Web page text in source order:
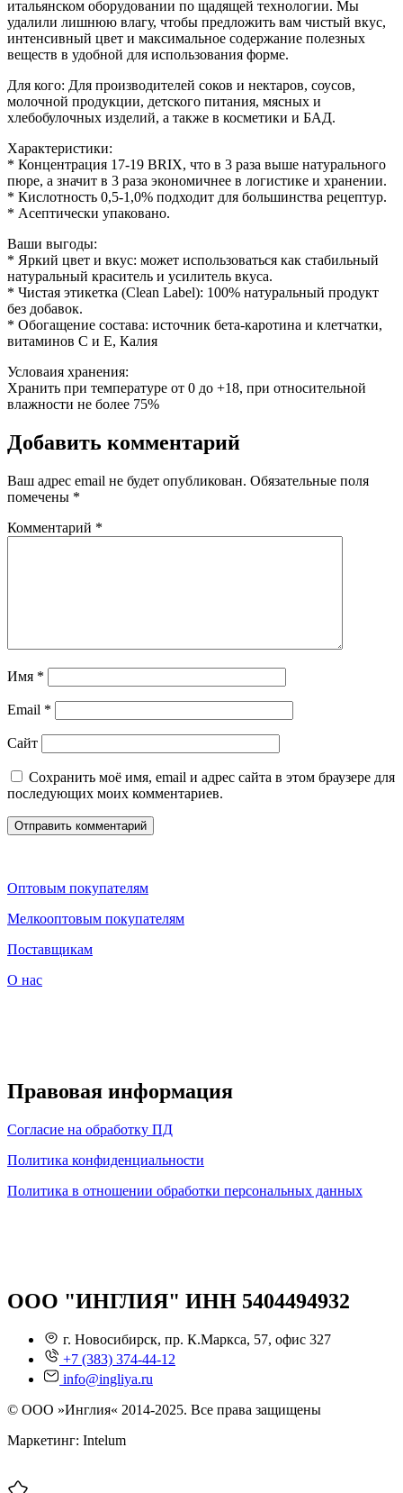
итальянском оборудовании по щадящей технологии. Мы
удалили лишнюю влагу, чтобы предложить вам чистый вкус,
интенсивный цвет и максимальное содержание полезных
веществ в удобной для использования форме.
Для кого: Для производителей соков и нектаров, соусов,
молочной продукции, детского питания, мясных и
хлебобулочных изделий, а также в косметики и БАД.
Характеристики:
* Концентрация 17-19 BRIX, что в 3 раза выше натурального
пюре, а значит в 3 раза экономичнее в логистике и хранении.
* Кислотность 0,5-1,0% подходит для большинства рецептур.
* Асептически упаковано.
Ваши выгоды:
* Яркий цвет и вкус: может использоваться как стабильный
натуральный краситель и усилитель вкуса.
* Чистая этикетка (Clean Label): 100% натуральный продукт
без добавок.
* Обогащение состава: источник бета-каротина и клетчатки,
витаминов С и Е, Калия
Условаия хранения:
Хранить при температуре от 0 до +18, при относительной
влажности не более 75%
Добавить комментарий
Ваш адрес email не будет опубликован. Обязательные поля
помечены *
Комментарий *
Имя *
Email *
Сайт
Сохранить моё имя, email и адрес сайта в этом браузере для
последующих моих комментариев.
Оптовым покупателям
Мелкооптовым покупателям
Поставщикам
О нас
Правовая информация
Согласие на обработку ПД
Политика конфиденциальности
Политика в отношении обработки персональных данных
ООО "ИНГЛИЯ" ИНН 5404494932
г. Новосибирск, пр. К.Маркса, 57, офис 327
+7 (383) 374-44-12
info@ingliya.ru
© ООО »Инглия« 2014-2025. Все права защищены
Маркетинг: Intelum